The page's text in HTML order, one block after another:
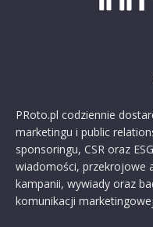
PRoto.pl codziennie
marketingu i public
sponsoringu, CSR oraz
wiadomości, przekrojowe
kampanii, wywiady oraz
komunikacji